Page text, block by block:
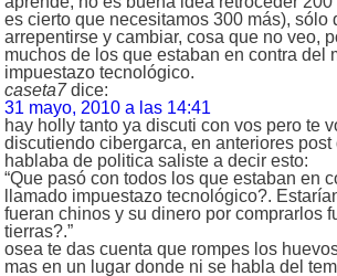
es cierto que necesitamos 300 más), sólo
arrepentirse y cambiar, cosa que no veo,
muchos de los que estaban en contra del
impuestazo tecnológico.
caseta7 dice:
31 mayo, 2010 a las 14:41
hay holly tanto ya discuti con vos pero te
discutiendo cibergarca, en anteriores
hablaba de politica saliste a decir esto:
“Que pasó con todos los que estaban en
llamado impuestazo tecnológico?.
fueran chinos y su dinero por comprarlos
tierras?.”
osea te das cuenta que rompes los
mas en un lugar donde ni se habla del